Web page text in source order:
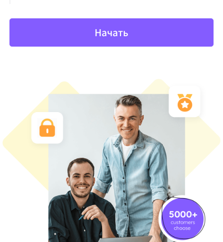
Начать